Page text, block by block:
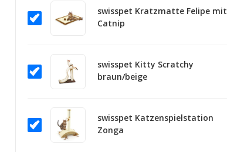
swisspet Kratzmatte Felipe mit
Catnip
swisspet Kitty Scratchy
braun/beige
swisspet Katzenspielstation
Zonga